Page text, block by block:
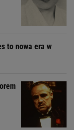
to nowa era w